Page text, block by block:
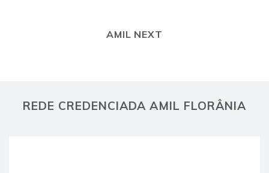
AMIL NEXT
REDE CREDENCIADA AMIL FLORÂNIA